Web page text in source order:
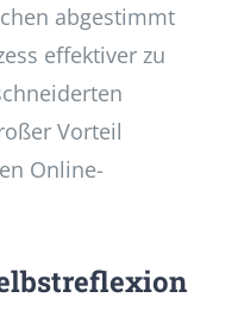
abgestimmt
effektiver zu
Vorteil
Online-